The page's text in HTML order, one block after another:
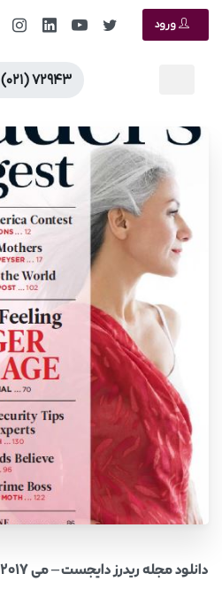
ورود
(۰۲۱) ۷۲۹۴۳
دانلود مجله ریدرز دایجست – می ۲۰۱۷